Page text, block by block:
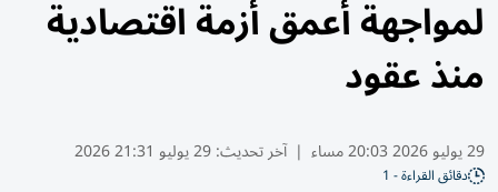
لمواجهة أعمق أزمة اقتصادية
منذ عقود
29 يوليو 2026 20:03 مساء | آخر تحديث:29 يوليو 21:31 2026
دقائق القراءة - 1